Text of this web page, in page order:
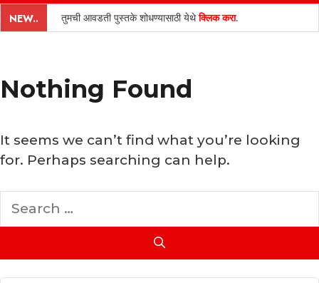
content
NEW.. तुमची आवडती पुस्तके शोधण्यासाठी येथेक्लिक करा.
Nothing Found
It seems we can’t find what you’re looking
for. Perhaps searching can help.